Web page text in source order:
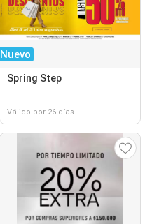
Nuevo
Spring Step
Válido por 26 días